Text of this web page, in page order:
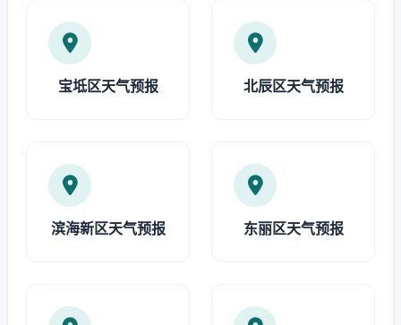
宝坻区天气预报 北辰区天气预报
滨海新区天气预报 东丽区天气预报